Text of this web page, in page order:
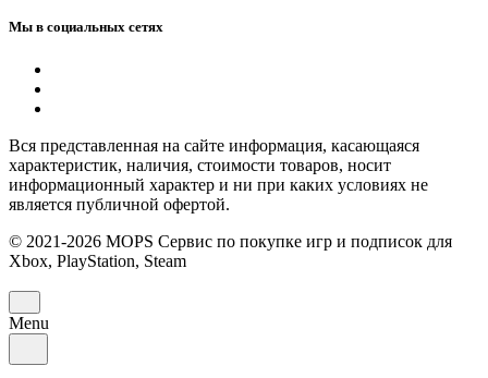
Мы в социальных сетях
Вся представленная на сайте информация, касающаяся
характеристик, наличия, стоимости товаров, носит
информационный характер и ни при каких условиях не
является публичной офертой.
© 2021-2026 MOPS Сервис по покупке игр и подписок для
Xbox, PlayStation, Steam
Menu